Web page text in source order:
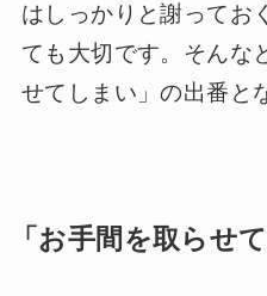
はしっかりと謝ってお
ても大切です。そんな
せてしまい」の出番と
「お手間を取らせ